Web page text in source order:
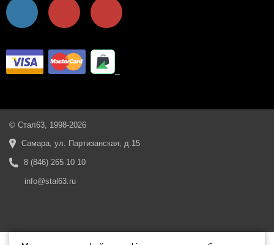
© Стал63, 1998-2026
Самара, ул. Партизанская, д.15
8 (846) 265 10 10
info@stal63.ru